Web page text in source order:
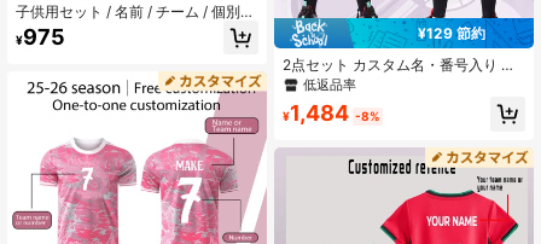
子供用セット / 名前 / チーム / 個別カ
スタマイズ / サッカーユニフォーム /
ユニフォームセット #7、クルーネッ
カラーパッチワーク / ユニセックス
スポーツウェア、ボーイズセット /
サッカーパーティー、週末レジャ
ー、ランニング、ヨガ、ハイキング
に適しています - 春夏スポーツウェ
ア、アウトドアアクティビティ/スポ
ーツに適しています / トレーニング
ウェア / カジュアルウェア
¥975
¥129 節約
2点セット カスタム名・番号入り ス
ポーツトレーニング 吸汗速乾 アクテ
ットボールスーツ、キッズ用パーソ
低返品率
¥1,484 -8%